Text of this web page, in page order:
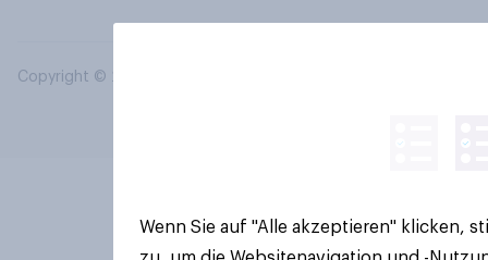
Copyright © 2026 YouGov PLC. Alle Rechte vorbehalten.
Wenn Sie auf "Alle akzeptieren" klicken,